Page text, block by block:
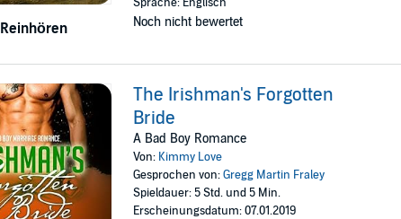
Reinhören
Sprache: Englisch
Noch nicht bewertet
The Irishman's Forgotten
Bride
A Bad Boy Romance
Von: Kimmy Love
Gesprochen von:Gregg Martin Fraley
Spieldauer: 5 Std. und 5 Min.
Erscheinungsdatum: 07.01.2019